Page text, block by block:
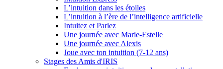
L’intuition dans les étoiles
L’intuition à l’ère de l’intelligence artificielle
Intuitez et Pariez
Une journée avec Marie-Estelle
Une journée avec Alexis
Joue avec ton intuition (7-12 ans)
Stages des Amis d'IRIS